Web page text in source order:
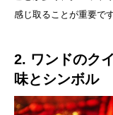
感じ取ることが重要です
2. ワンドのク
味とシンボル